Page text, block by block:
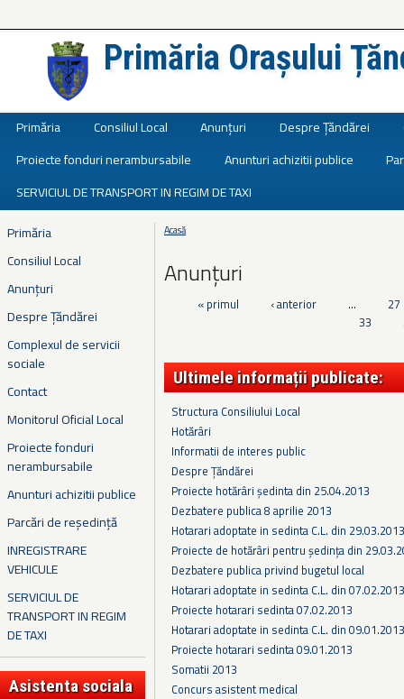
Primăria Orașului
Primăria Consiliul Local Anunțuri Despre Țăndărei
Proiecte fonduri nerambursabile
Anunturi achizitii publice
SERVICIUL DE TRANSPORT IN REGIM DE TAXI
Primăria
Consiliul Local
Anunțuri
Despre Țăndărei
Complexul de servicii
sociale
Contact
Monitorul Oficial Local
Proiecte fonduri
nerambursabile
Anunturi achizitii publice
Parcări de reședință
INREGISTRARE
VEHICULE
SERVICIUL DE
TRANSPORT IN REGIM
DE TAXI
Asistenta sociala
Eşti aici
Acasă
Anunțuri
Pagini« primul ‹ anterior …
27
33
Ultimele informații publicate:
Structura Consiliului Local
Hotărâri
Informatii de interes public
Despre Țăndărei
Proiecte hotărâri ședinta din 25.04.2013
Dezbatere publica 8 aprilie 2013
Hotarari adoptate in sedinta C.L. din 29.03.2013
Proiecte de hotărâri pentru ședința din
Dezbatere publica privind bugetul local
Hotarari adoptate in sedinta C.L. din 07.02.2013
Proiecte hotarari sedinta 07.02.2013
Hotarari adoptate in sedinta C.L. din 09.01.2013
Proiecte hotarari sedinta 09.01.2013
Somatii 2013
Concurs asistent medical